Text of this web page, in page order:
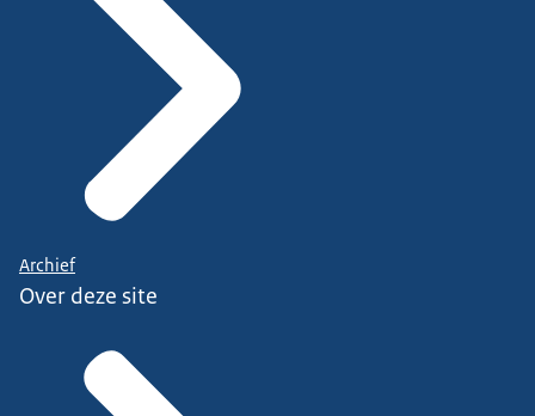
Archief
Over deze site